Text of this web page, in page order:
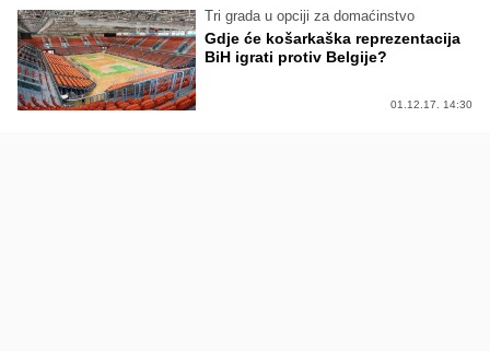
Tri grada u opciji za domaćinstvo
Gdje će košarkaška reprezentacija
BiH igrati protiv Belgije?
01.12.17. 14:30